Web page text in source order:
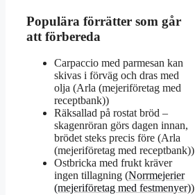
Populära förrätter som går
att förbereda
Carpaccio med parmesan kan
skivas i förväg och dras med
olja (Arla (mejeriföretag med
receptbank))
Räksallad på rostat bröd –
skagenröran görs dagen innan,
brödet steks precis före (Arla
(mejeriföretag med receptbank))
Ostbricka med frukt kräver
ingen tillagning (Norrmejerier
(mejeriföretag med festmenyer))